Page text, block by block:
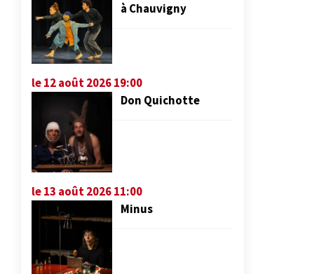
à Chauvigny
le 12 août 2026 19:00
Don Quichotte
le 13 août 2026 11:00
Minus